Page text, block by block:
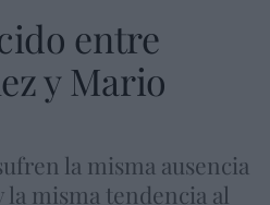
entre
y Mario
la misma ausencia
la misma tendencia al